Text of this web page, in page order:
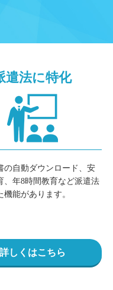
遣法に特化
の自動ダウンロード、安
、年8時間教育など派遣法
機能があります。
詳しくはこちら